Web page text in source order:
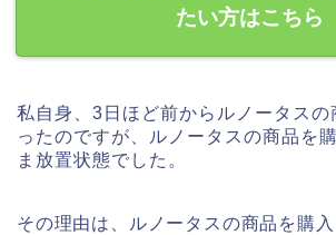
たい方はこちら
私自身、3日ほど前からルノータスの
ったのですが、ルノータスの商品を
ま放置状態でした。
その理由は、ルノータスの商品を購